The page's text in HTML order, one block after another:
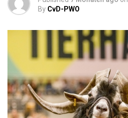
By CvD-PWO